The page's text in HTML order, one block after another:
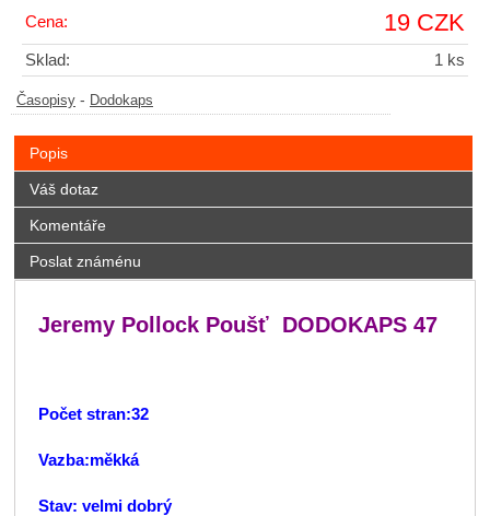
Cena: 19 CZK
Sklad: 1 ks
Časopisy - Dodokaps
Popis
Váš dotaz
Komentáře
Poslat známénu
Jeremy Pollock Poušť DODOKAPS 47
Počet stran:32
Vazba:měkká
Stav: velmi dobrý